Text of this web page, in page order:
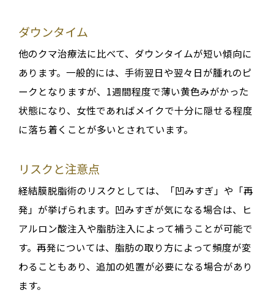
ダウンタイム
他のクマ治療法に比べて、ダウンタイムが短い傾向に
あります。一般的には、手術翌日や翌々日が腫れのピ
ークとなりますが、1週間程度で薄い黄色みがかった
状態になり、女性であればメイクで十分に隠せる程度
に落ち着くことが多いとされています。
リスクと注意点
経結膜脱脂術のリスクとしては、「凹みすぎ」や「再
発」が挙げられます。凹みすぎが気になる場合は、ヒ
アルロン酸注入や脂肪注入によって補うことが可能で
す。再発については、脂肪の取り方によって頻度が変
わることもあり、追加の処置が必要になる場合があり
ます。